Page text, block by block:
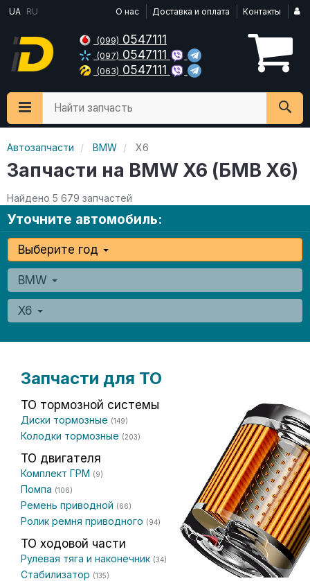
UA RU О нас Доставка и оплата Контакты
(099) 0547111
(097) 0547111
(063) 0547111
Найти запчасть
Автозапчасти BMW X6
Запчасти на BMW X6 (БМВ Х6)
Найдено 5 679 запчастей
Уточните автомобиль:
Выберите год
BMW
X6
Запчасти для ТО
ТО тормозной системы
Диски тормозные (149)
Колодки тормозные (203)
ТО двигателя
Комплект ГРМ (9)
Помпа (106)
Ремень приводной (66)
Ролик ремня приводного (94)
ТО ходовой части
Рулевая тяга и наконечник (34)
Стабилизатор (135)